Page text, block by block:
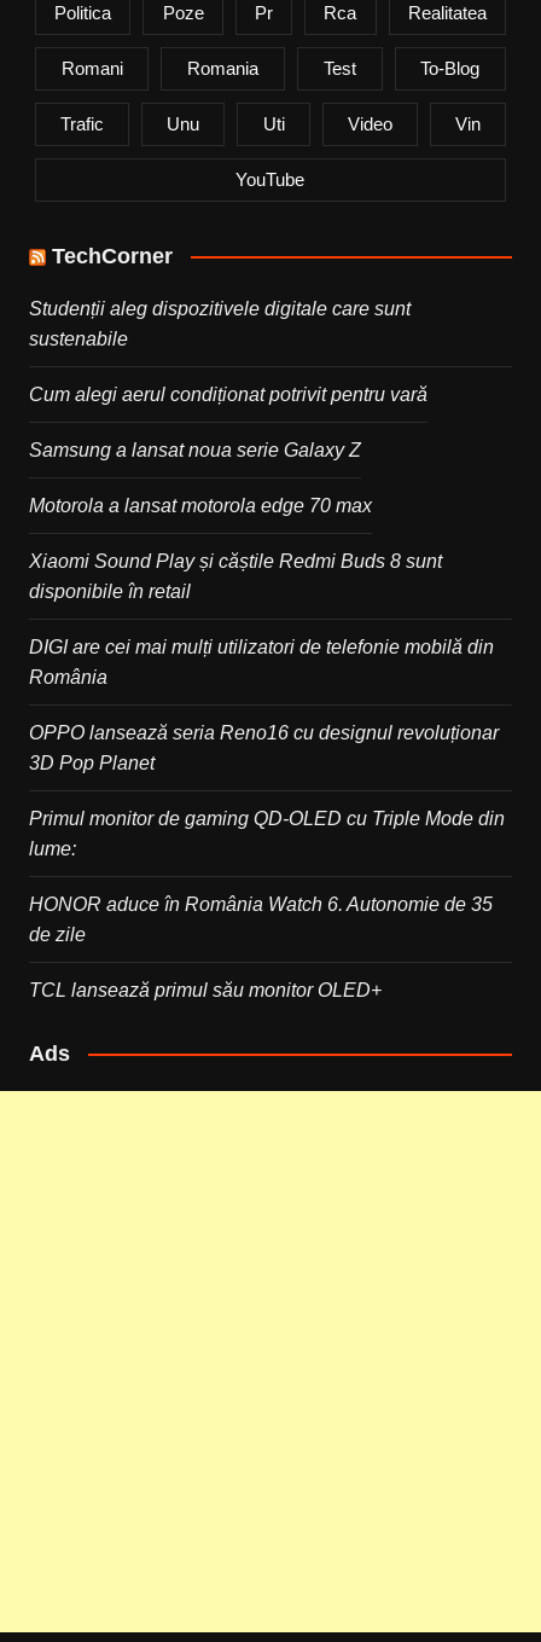
Politica Poze Pr Rca Realitatea
Romani Romania Test To-Blog
Trafic Unu Uti Video Vin
YouTube
TechCorner
Studenții aleg dispozitivele digitale care sunt
sustenabile
Cum alegi aerul condiționat potrivit pentru vară
Samsung a lansat noua serie Galaxy Z
Motorola a lansat motorola edge 70 max
Xiaomi Sound Play și căștile Redmi Buds 8 sunt
disponibile în retail
DIGI are cei mai mulți utilizatori de telefonie mobilă din
România
OPPO lansează seria Reno16 cu designul revoluționar
3D Pop Planet
Primul monitor de gaming QD-OLED cu Triple Mode din
lume:
HONOR aduce în România Watch 6. Autonomie de 35
de zile
TCL lansează primul său monitor OLED+
Ads